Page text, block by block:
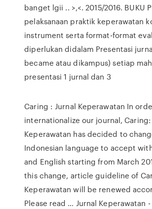
banget lgii .. >,<. 2015/2016. BUKU
pelaksanaan praktik keperawatan
instrument serta format-format
diperlukan didalam Presentasi
became atau dikampus) setiap
presentasi 1 jurnal dan 3
Caring : Jurnal Keperawatan In
internationalize our journal, Caring:
Keperawatan has decided to
Indonesian language to accept
and English starting from March
this change, article guideline of
Keperawatan will be renewed
Please read … Jurnal Keperawatan